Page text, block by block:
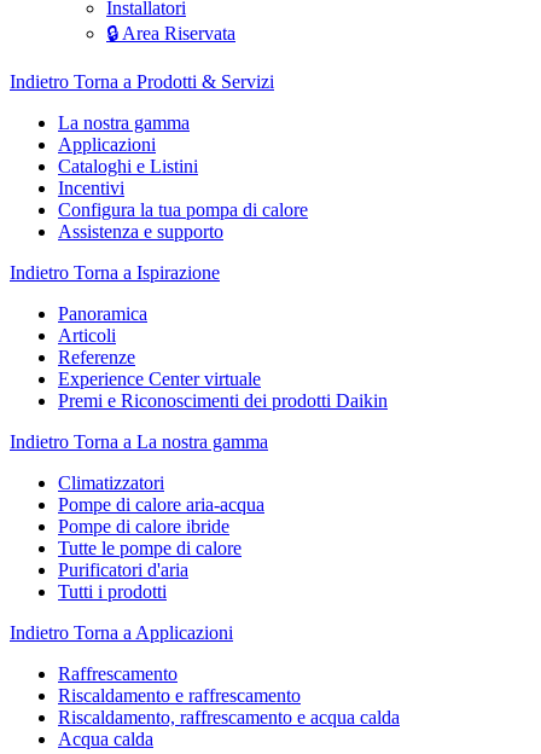
Installatori
🔒 Area Riservata
Indietro Torna a Prodotti & Servizi
La nostra gamma
Applicazioni
Cataloghi e Listini
Incentivi
Configura la tua pompa di calore
Assistenza e supporto
Indietro Torna a Ispirazione
Panoramica
Articoli
Referenze
Experience Center virtuale
Premi e Riconoscimenti dei prodotti Daikin
Indietro Torna a La nostra gamma
Climatizzatori
Pompe di calore aria-acqua
Pompe di calore ibride
Tutte le pompe di calore
Purificatori d'aria
Tutti i prodotti
Indietro Torna a Applicazioni
Raffrescamento
Riscaldamento e raffrescamento
Riscaldamento, raffrescamento e acqua calda
Acqua calda